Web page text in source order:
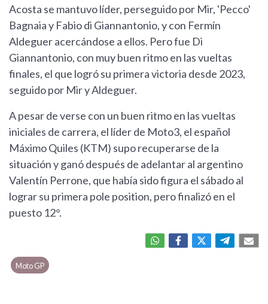
Acosta se mantuvo líder, perseguido por Mir, 'Pecco'
Bagnaia y Fabio di Giannantonio, y con Fermín
Aldeguer acercándose a ellos. Pero fue Di
Giannantonio, con muy buen ritmo en las vueltas
finales, el que logró su primera victoria desde 2023,
seguido por Mir y Aldeguer.
A pesar de verse con un buen ritmo en las vueltas
iniciales de carrera, el líder de Moto3, el español
Máximo Quiles (KTM) supo recuperarse de la
situación y ganó después de adelantar al argentino
Valentín Perrone, que había sido figura el sábado al
lograr su primera pole position, pero finalizó en el
puesto 12°.
Moto GP